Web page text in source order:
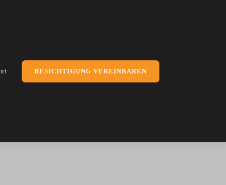
BESICHTIGUNG VEREINBAREN